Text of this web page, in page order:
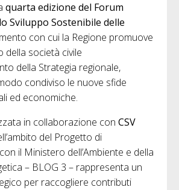
quarta edizione del Forum
Sviluppo Sostenibile delle
con cui la Regione promuove
della società civile
della Strategia regionale,
condiviso le nuove sfide
ed economiche.
in collaborazione con CSV
del Progetto di
il Ministero dell’Ambiente e della
– BLOG 3 – rappresenta un
per raccogliere contributi